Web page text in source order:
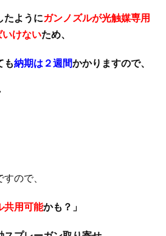
たようにガンノズルが光触媒専用
けないため、
も納期は２週間かかりますので、
すので、
共用可能かも？」